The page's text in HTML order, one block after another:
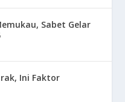
Sabet Gelar
Ini Faktor